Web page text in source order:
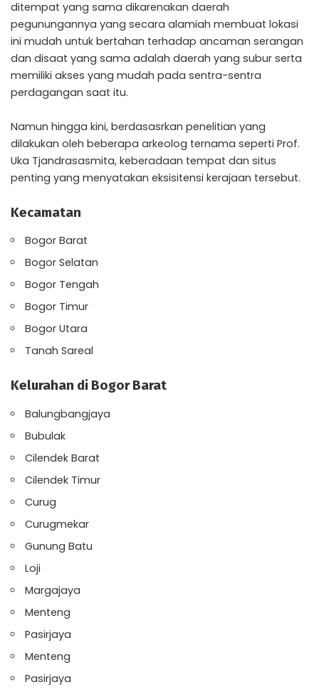
ditempat yang sama dikarenakan daerah
pegunungannya yang secara alamiah membuat lokasi
ini mudah untuk bertahan terhadap ancaman serangan
dan disaat yang sama adalah daerah yang subur serta
memiliki akses yang mudah pada sentra-sentra
perdagangan saat itu.
Namun hingga kini, berdasasrkan penelitian yang
dilakukan oleh beberapa arkeolog ternama seperti Prof.
Uka Tjandrasasmita, keberadaan tempat dan situs
penting yang menyatakan eksisitensi kerajaan tersebut.
Kecamatan
Bogor Barat
Bogor Selatan
Bogor Tengah
Bogor Timur
Bogor Utara
Tanah Sareal
Kelurahan di Bogor Barat
Balungbangjaya
Bubulak
Cilendek Barat
Cilendek Timur
Curug
Curugmekar
Gunung Batu
Loji
Margajaya
Menteng
Pasirjaya
Menteng
Pasirjaya